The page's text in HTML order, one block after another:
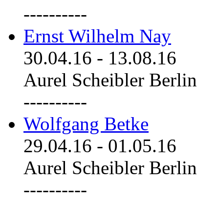
----------
Ernst Wilhelm Nay
30.04.16 - 13.08.16
Aurel Scheibler Berlin
----------
Wolfgang Betke
29.04.16 - 01.05.16
Aurel Scheibler Berlin
----------